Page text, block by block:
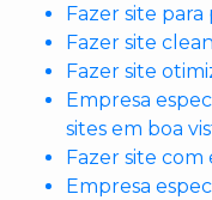
Fazer site
Fazer site
Fazer site
Empresa
sites em boa
Fazer site com
Empresa